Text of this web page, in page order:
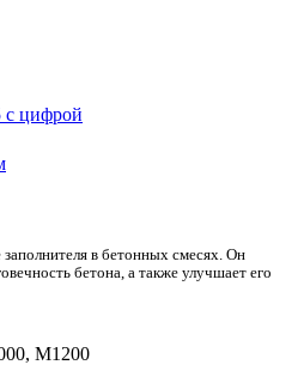
заполнителя в бетонных смесях. Он
бетона, а также улучшает его
М1200